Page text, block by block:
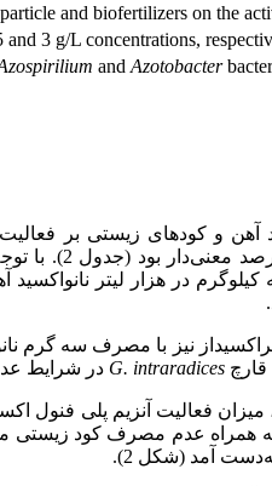
and biofertilizers on the
3 g/L concentrations,
and Azotobacter
آهن و کود­های زیستی بر
در هزار لیتر نانواکسید
پراکسیداز نیز با مصرف سه
قارچ
G. intraradices در شرایط
میزان فعالیت آنزیم پلی فنول
به همراه عدم مصرف کود
آمد (شکل 2).